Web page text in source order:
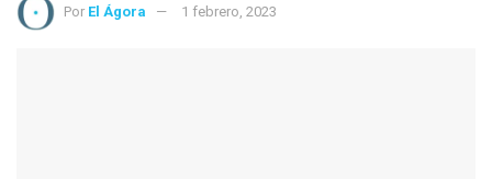
Por El Ágora 1 febrero, 2023